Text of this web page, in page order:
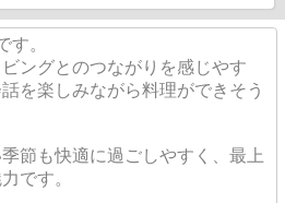
す。
ングとのつながりを感じやす
を楽しみながら料理ができそう
節も快適に過ごしやすく、最上
です。